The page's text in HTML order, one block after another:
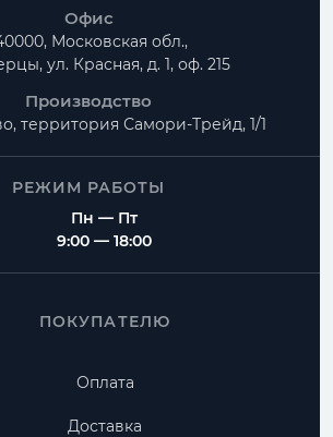
Офис
Московская обл.,
ул. Красная, д. 1, оф. 215
Производство
территория Самори-Трейд, 1/1
РЕЖИМ РАБОТЫ
Пн — Пт
9:00 — 18:00
ПОКУПАТЕЛЮ
Оплата
Доставка